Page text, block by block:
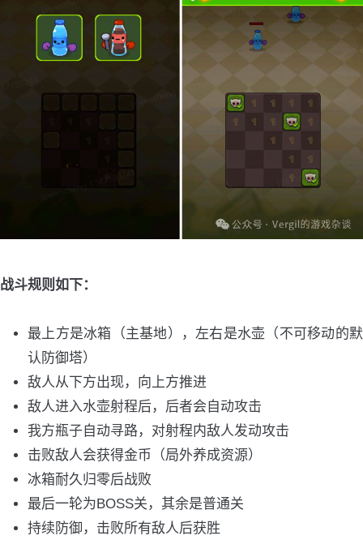
战斗规则如下：
最上方是冰箱（主基地），左右是水壶（不可移动的默
认防御塔）
敌人从下方出现，向上方推进
敌人进入水壶射程后，后者会自动攻击
我方瓶子自动寻路，对射程内敌人发动攻击
击败敌人会获得金币（局外养成资源）
冰箱耐久归零后战败
最后一轮为BOSS关，其余是普通关
持续防御，击败所有敌人后获胜